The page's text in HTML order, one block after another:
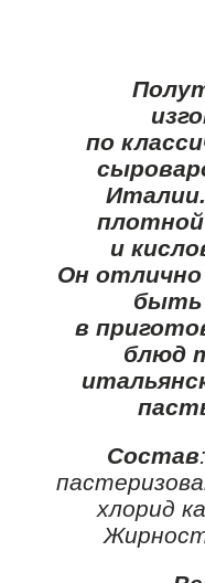
по
и
Он
быть
в
блюд
Состав
хлорид